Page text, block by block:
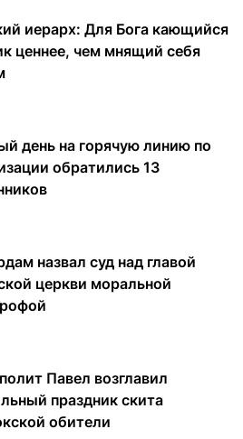
иерарх: Для Бога кающийся
ценнее, чем мнящий себя
день на горячую линию по
обратились 13
назвал суд над главой
церкви моральной
Павел возглавил
праздник скита
обители